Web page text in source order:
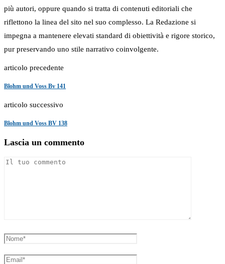
più autori, oppure quando si tratta di contenuti editoriali che
riflettono la linea del sito nel suo complesso. La Redazione si
impegna a mantenere elevati standard di obiettività e rigore storico,
pur preservando uno stile narrativo coinvolgente.
articolo precedente
Blohm und Voss Bv 141
articolo successivo
Blohm und Voss BV 138
Lascia un commento